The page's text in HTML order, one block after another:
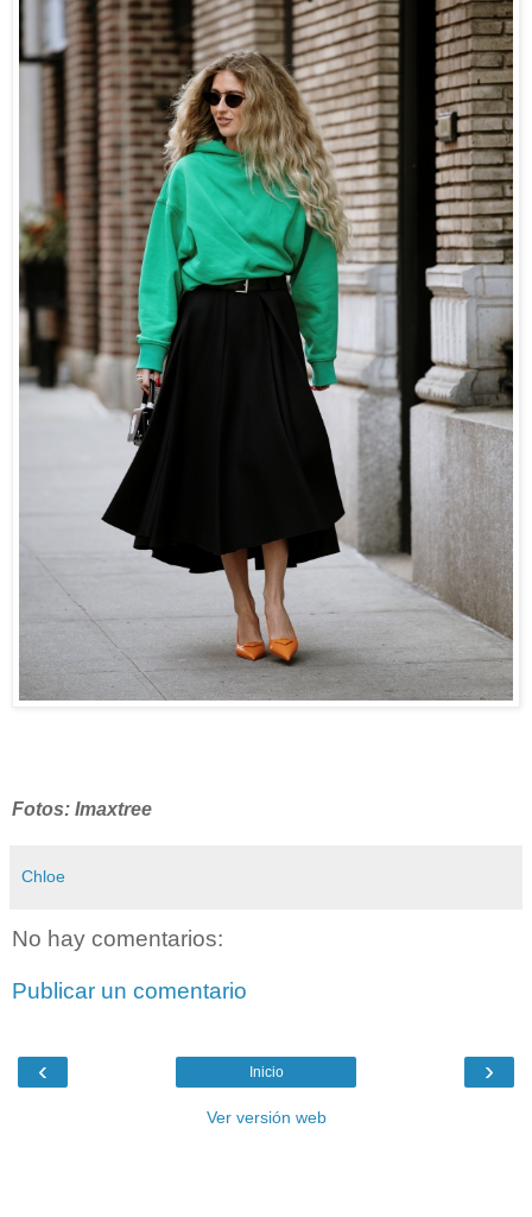
Fotos: Imaxtree
Chloe
No hay comentarios:
Publicar un comentario
‹ ›
Inicio
Ver versión web